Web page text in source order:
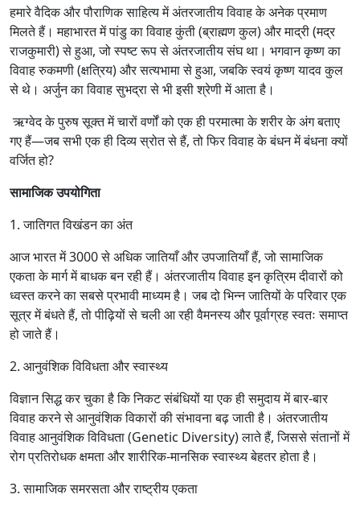
हमारे वैदिक और पौराणिक साहित्य में अंतरजातीय विवाह के अनेक प्रमाण
मिलते हैं। महाभारत में पांडु का विवाह कुंती (ब्राह्मण कुल) और माद्री (मद्र
राजकुमारी) से हुआ, जो स्पष्ट रूप से अंतरजातीय संघ था। भगवान कृष्ण का
विवाह रुकमणी (क्षत्रिय) और सत्यभामा से हुआ, जबकि स्वयं कृष्ण यादव कुल
से थे। अर्जुन का विवाह सुभद्रा से भी इसी श्रेणी में आता है।
ऋग्वेद के पुरुष सूक्त में चारों वर्णों को एक ही परमात्मा के शरीर के अंग बताए
गए हैं—जब सभी एक ही दिव्य स्रोत से हैं, तो फिर विवाह के बंधन में बंधना क्यों
वर्जित हो?
सामाजिक उपयोगिता
1. जातिगत विखंडन का अंत
आज भारत में 3000 से अधिक जातियाँ और उपजातियाँ हैं, जो सामाजिक
एकता के मार्ग में बाधक बन रही हैं। अंतरजातीय विवाह इन कृत्रिम दीवारों को
ध्वस्त करने का सबसे प्रभावी माध्यम है। जब दो भिन्न जातियों के परिवार एक
सूत्र में बंधते हैं, तो पीढ़ियों से चली आ रही वैमनस्य और पूर्वाग्रह स्वतः समाप्त
हो जाते हैं।
2. आनुवंशिक विविधता और स्वास्थ्य
विज्ञान सिद्ध कर चुका है कि निकट संबंधियों या एक ही समुदाय में बार-बार
विवाह करने से आनुवंशिक विकारों की संभावना बढ़ जाती है। अंतरजातीय
विवाह आनुवंशिक विविधता (Genetic Diversity) लाते हैं, जिससे संतानों में
रोग प्रतिरोधक क्षमता और शारीरिक-मानसिक स्वास्थ्य बेहतर होता है।
3. सामाजिक समरसता और राष्ट्रीय एकता